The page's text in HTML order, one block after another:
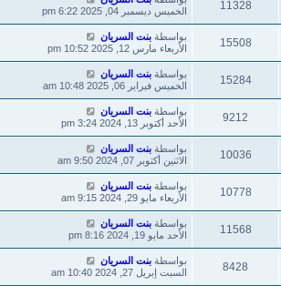
11328
الخميس ديسمبر 04, 2025 6:22 pm
15508 بواسطة بنت السريان
الأربعاء مارس 12, 2025 10:52 pm
15284 بواسطة بنت السريان
الخميس فبراير 06, 2025 10:48 am
9212 بواسطة بنت السريان
الأحد أكتوبر 13, 2024 3:24 pm
10036 بواسطة بنت السريان
الاثنين أكتوبر 07, 2024 9:50 am
10778 بواسطة بنت السريان
الأربعاء مايو 29, 2024 9:15 am
11568 بواسطة بنت السريان
الأحد مايو 19, 2024 8:16 pm
8428 بواسطة بنت السريان
السبت إبريل 27, 2024 10:40 am